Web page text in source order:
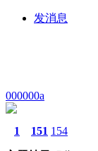
发消息
000000a
1 151 154